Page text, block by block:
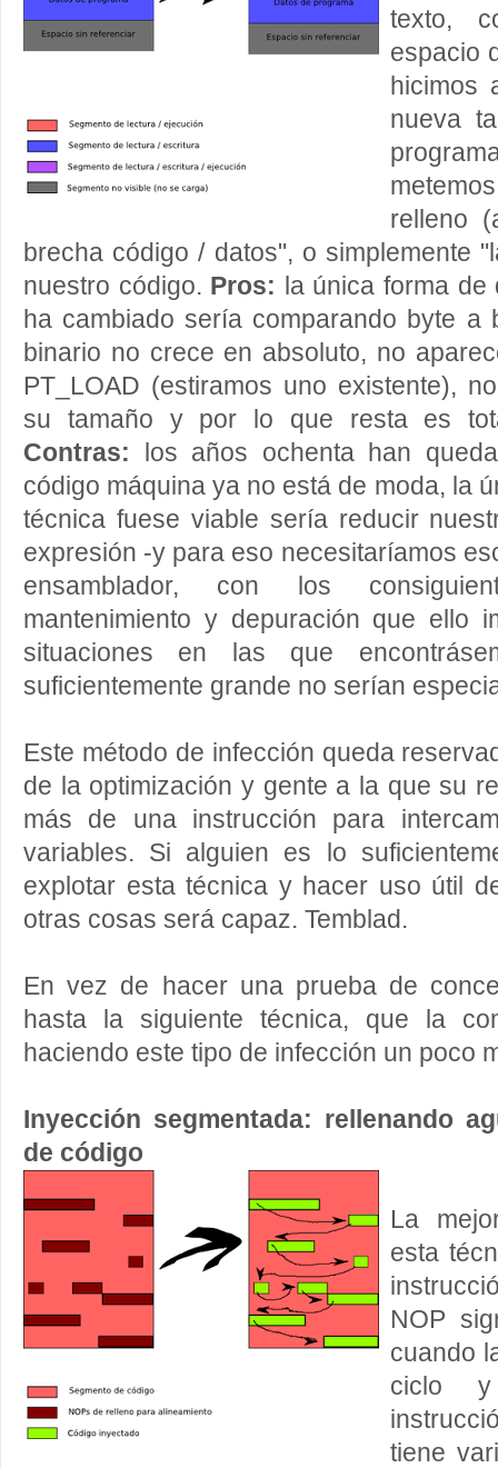
texto,
espacio
hicimos
nueva
relleno
brecha código / datos", o simplemente
nuestro código. Pros:
la única forma
ha cambiado sería comparando byte a
binario no crece en absoluto, no
PT_LOAD (estiramos uno existente),
su tamaño y por lo que resta es
Contras:
los años ochenta han
código máquina ya no está de moda, la
técnica fuese viable sería reducir
expresión -y para eso necesitaríamos
ensamblador, con los
mantenimiento y depuración que ello
situaciones en las que
suficientemente grande no serían
Este método de infección queda
de la optimización y gente a la que su
más de una instrucción para
variables. Si alguien es lo
explotar esta técnica y hacer uso útil
otras cosas será capaz. Temblad.
En vez de hacer una prueba de
hasta la siguiente técnica, que la
haciendo este tipo de infección un poco
Inyección segmentada: rellenando
de código
La
esta
NOP
cuando
ciclo
tiene